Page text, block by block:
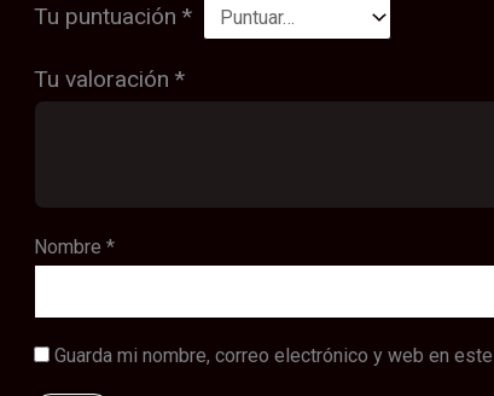
Tu puntuación *
Tu valoración *
Nombre *
Guarda mi nombre, correo electrónico y web en